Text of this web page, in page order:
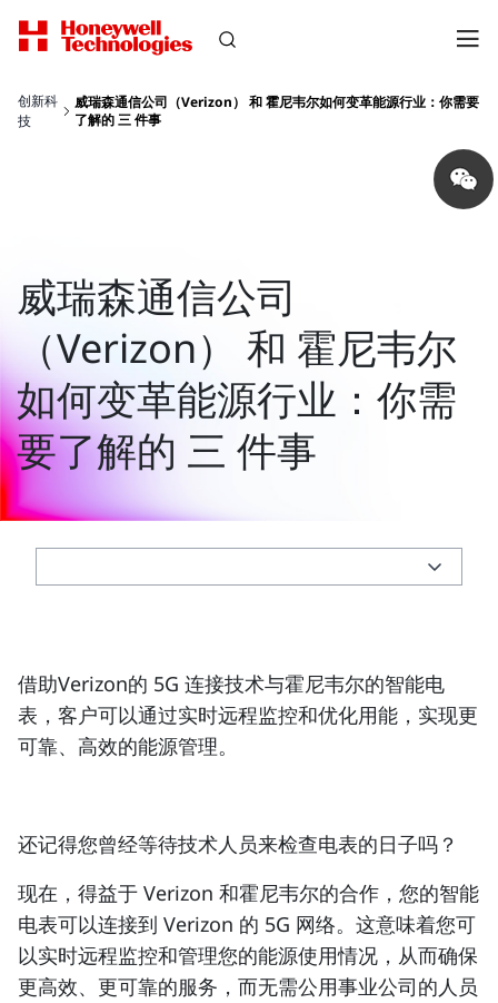
创新科
技
威瑞森通信公司（Verizon） 和 霍尼韦尔如何变革能源行业：你需要
了解的 三 件事
Share
on
wechat
威瑞森通信公司
（Verizon） 和 霍尼韦尔
如何变革能源行业：你需
要了解的 三 件事
借助Verizon的 5G 连接技术与霍尼韦尔的智能电
表，客户可以通过实时远程监控和优化用能，实现更
可靠、高效的能源管理。
还记得您曾经等待技术人员来检查电表的日子吗？
现在，得益于 Verizon 和霍尼韦尔的合作，您的智能
电表可以连接到 Verizon 的 5G 网络。这意味着您可
以实时远程监控和管理您的能源使用情况，从而确保
更高效、更可靠的服务，而无需公用事业公司的人员